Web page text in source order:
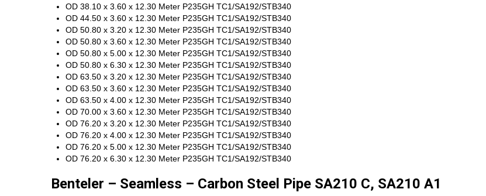
OD 38.10 x 3.60 x 12.30 Meter P235GH TC1/SA192/STB340
OD 44.50 x 3.60 x 12.30 Meter P235GH TC1/SA192/STB340
OD 50.80 x 3.20 x 12.30 Meter P235GH TC1/SA192/STB340
OD 50.80 x 3.60 x 12.30 Meter P235GH TC1/SA192/STB340
OD 50.80 x 5.00 x 12.30 Meter P235GH TC1/SA192/STB340
OD 50.80 x 6.30 x 12.30 Meter P235GH TC1/SA192/STB340
OD 63.50 x 3.20 x 12.30 Meter P235GH TC1/SA192/STB340
OD 63.50 x 3.60 x 12.30 Meter P235GH TC1/SA192/STB340
OD 63.50 x 4.00 x 12.30 Meter P235GH TC1/SA192/STB340
OD 70.00 x 3.60 x 12.30 Meter P235GH TC1/SA192/STB340
OD 76.20 x 3.20 x 12.30 Meter P235GH TC1/SA192/STB340
OD 76.20 x 4.00 x 12.30 Meter P235GH TC1/SA192/STB340
OD 76.20 x 5.00 x 12.30 Meter P235GH TC1/SA192/STB340
OD 76.20 x 6.30 x 12.30 Meter P235GH TC1/SA192/STB340
Benteler – Seamless – Carbon Steel Pipe SA210 C, SA210 A1